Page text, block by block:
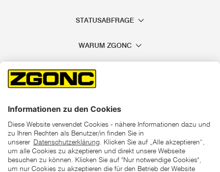
STATUSABFRAGE
WARUM ZGONC
*der "statt"-Preis ist der niedrigste von uns in den letzten 30